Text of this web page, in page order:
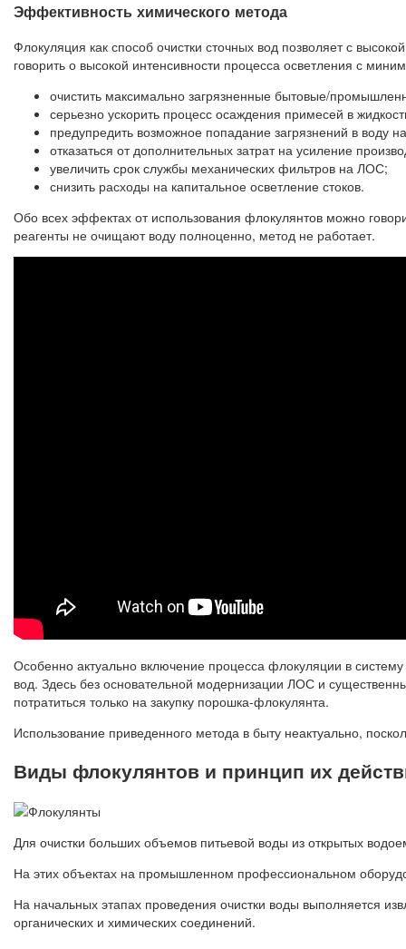
Эффективность химического метода
Флокуляция как способ очистки сточных вод позволяет с
говорить о высокой интенсивности процесса осветления с
очистить максимально загрязненные бытовые/
серьезно ускорить процесс осаждения примесей в
предупредить возможное попадание загрязнений в воду
отказаться от дополнительных затрат на усиление
увеличить срок службы механических фильтров на ЛОС;
снизить расходы на капитальное осветление стоков.
Обо всех эффектах от использования флокулянтов можно
реагенты не очищают воду полноценно, метод не работает.
Особенно актуально включение процесса флокуляции в
вод. Здесь без основательной модернизации ЛОС и
потратиться только на закупку порошка-флокулянта.
Использование приведенного метода в быту неактуально,
Виды флокулянтов и принцип их
Для очистки больших объемов питьевой воды из открытых
На этих объектах на промышленном профессиональном
На начальных этапах проведения очистки воды выполняется
органических и химических соединений.